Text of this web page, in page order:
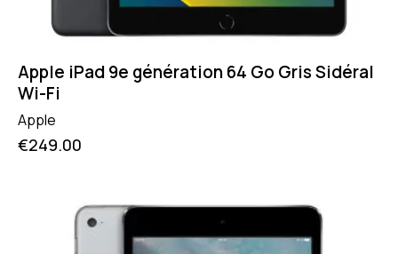
Apple iPad 9e génération 64 Go Gris Sidéral
Wi-Fi
Apple
€249.00